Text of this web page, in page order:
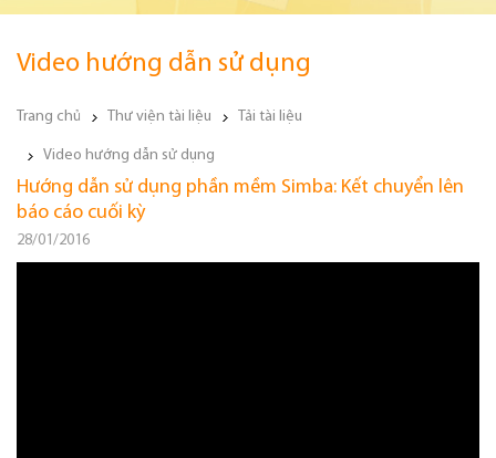
Video hướng dẫn sử dụng
Trang chủ Thư viện tài liệu Tải tài liệu
Video hướng dẫn sử dụng
Hướng dẫn sử dụng phần mềm Simba: Kết chuyển lên
báo cáo cuối kỳ
28/01/2016